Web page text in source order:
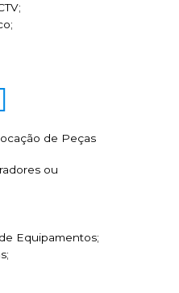
de Peças
ou
Equipamentos;